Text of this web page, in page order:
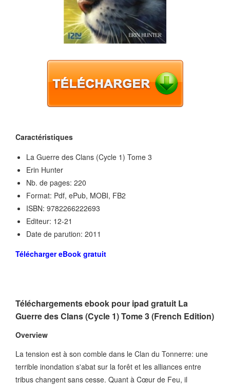
Caractéristiques
La Guerre des Clans (Cycle 1) Tome 3
Erin Hunter
Nb. de pages: 220
Format: Pdf, ePub, MOBI, FB2
ISBN: 9782266222693
Editeur: 12-21
Date de parution: 2011
Télécharger eBook gratuit
Téléchargements ebook pour ipad gratuit La
Guerre des Clans (Cycle 1) Tome 3 (French Edition)
Overview
La tension est à son comble dans le Clan du Tonnerre: une
terrible inondation s'abat sur la forêt et les alliances entre
tribus changent sans cesse. Quant à Cœur de Feu, il